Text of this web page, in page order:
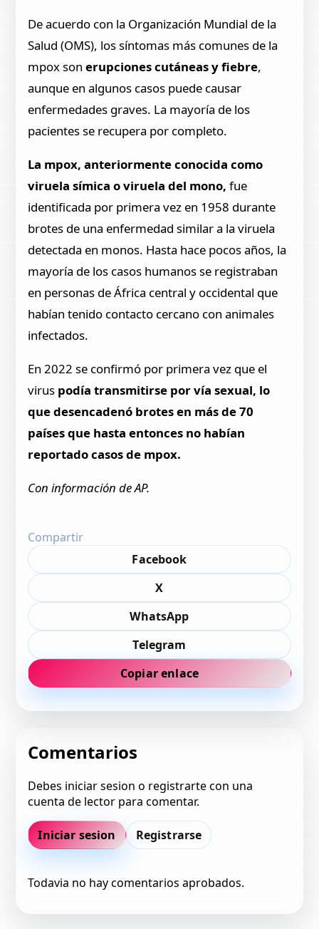
De acuerdo con la Organización Mundial de la
Salud (OMS), los síntomas más comunes de la
mpox son erupciones cutáneas y fiebre,
aunque en algunos casos puede causar
enfermedades graves. La mayoría de los
pacientes se recupera por completo.
La mpox, anteriormente conocida como
viruela símica o viruela del mono, fue
identificada por primera vez en 1958 durante
brotes de una enfermedad similar a la viruela
detectada en monos. Hasta hace pocos años, la
mayoría de los casos humanos se registraban
en personas de África central y occidental que
habían tenido contacto cercano con animales
infectados.
En 2022 se confirmó por primera vez que el
virus podía transmitirse por vía sexual, lo
que desencadenó brotes en más de 70
países que hasta entonces no habían
reportado casos de mpox.
Con información de AP.
Compartir
Facebook
X
WhatsApp
Telegram
Copiar enlace
Comentarios
Debes iniciar sesion o registrarte con una
cuenta de lector para comentar.
Iniciar sesion Registrarse
Todavia no hay comentarios aprobados.